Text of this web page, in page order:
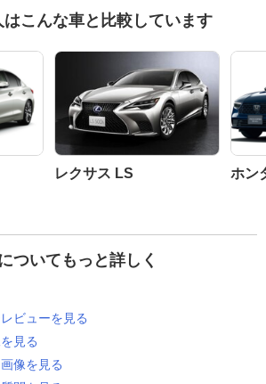
こんな車と比較しています
レクサス LS ホン
ついてもっと詳しく
ビューを見る
見る
像を見る